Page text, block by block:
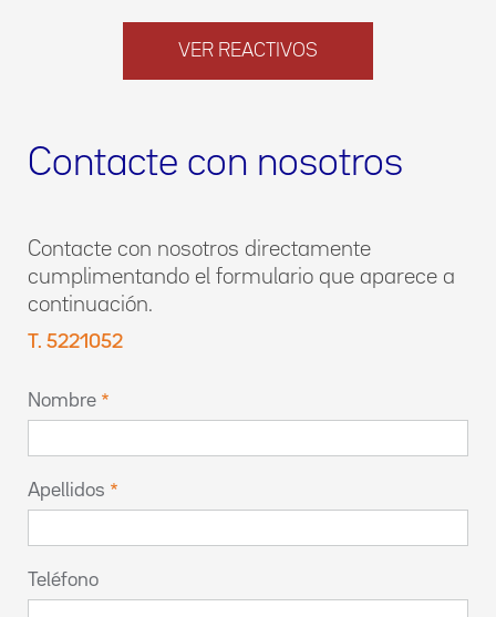
VER REACTIVOS
Contacte con nosotros
Contacte con nosotros directamente
cumplimentando el formulario que aparece a
continuación.
T. 5221052
Nombre
Apellidos
Teléfono